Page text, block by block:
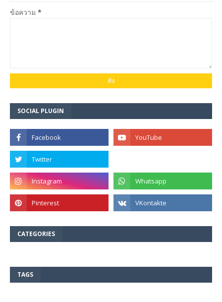
ข้อความ *
SOCIAL PLUGIN
CATEGORIES
TAGS